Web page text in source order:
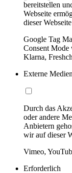
bereitstellen
Webseite
dieser
Google Tag
Consent Mode
Klarna,
Externe
Durch das
oder andere
Anbietern
wir auf dieser
Vimeo,
Erforderlich